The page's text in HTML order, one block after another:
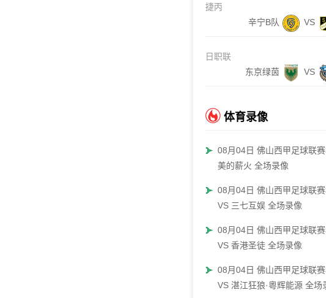
捷丙
辛宁B队
VS
日职联
东京绿茵
VS
体育录像
08月04日 佛山西甲足球联
美的薪火 全场录像
08月04日 佛山西甲足球联
VS 三七互娱 全场录像
08月04日 佛山西甲足球联
VS 香港圣徒 全场录像
08月04日 佛山西甲足球联
VS 湛江狂狼·粵辉能源 全场